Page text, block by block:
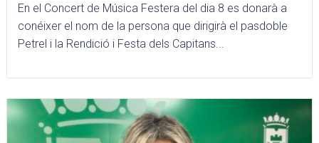
En el Concert de Música Festera del dia 8 es donarà a
conéixer el nom de la persona que dirigirà el pasdoble
Petrel i la Rendició i Festa dels Capitans...